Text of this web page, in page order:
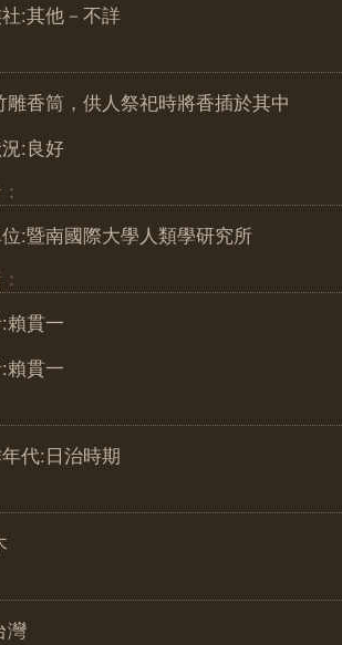
:其他－不詳
雕香筒，供人祭祀時將香插於其中
:良好
:暨南國際大學人類學研究所
賴貫一
賴貫一
代:日治時期
灣